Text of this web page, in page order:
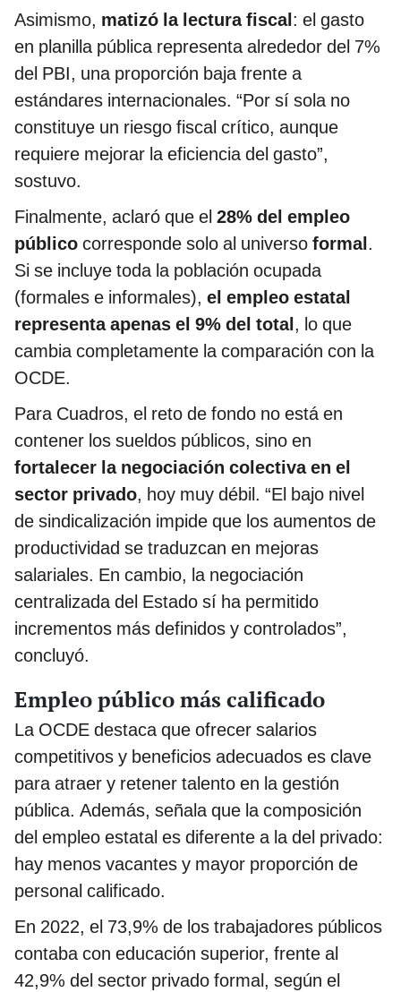
Asimismo, matizó la lectura fiscal: el gasto
en planilla pública representa alrededor del 7%
del PBI, una proporción baja frente a
estándares internacionales. “Por sí sola no
constituye un riesgo fiscal crítico, aunque
requiere mejorar la eficiencia del gasto”,
sostuvo.
Finalmente, aclaró que el 28% del empleo
público corresponde solo al universo formal.
Si se incluye toda la población ocupada
(formales e informales), el empleo estatal
representa apenas el 9% del total, lo que
cambia completamente la comparación con la
OCDE.
Para Cuadros, el reto de fondo no está en
contener los sueldos públicos, sino en
fortalecer la negociación colectiva en el
sector privado, hoy muy débil. “El bajo nivel
de sindicalización impide que los aumentos de
productividad se traduzcan en mejoras
salariales. En cambio, la negociación
centralizada del Estado sí ha permitido
incrementos más definidos y controlados”,
concluyó.
Empleo público más calificado
La OCDE destaca que ofrecer salarios
competitivos y beneficios adecuados es clave
para atraer y retener talento en la gestión
pública. Además, señala que la composición
del empleo estatal es diferente a la del privado:
hay menos vacantes y mayor proporción de
personal calificado.
En 2022, el 73,9% de los trabajadores públicos
contaba con educación superior, frente al
42,9% del sector privado formal, según el